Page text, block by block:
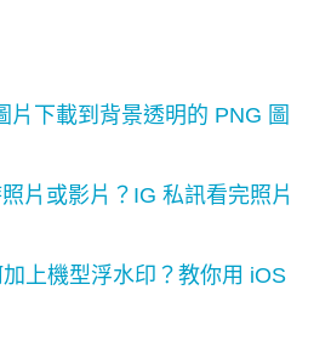
片下載到背景透明的 PNG 圖
片或影片？IG 私訊看完照片
上機型浮水印？教你用 iOS